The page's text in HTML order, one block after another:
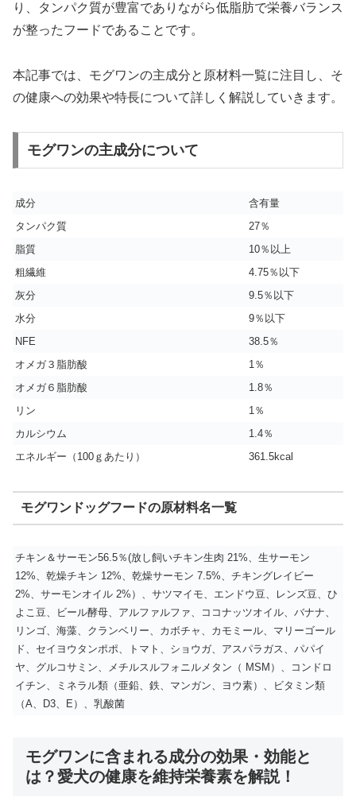
り、タンパク質が豊富でありながら低脂肪で栄養バランス
が整ったフードであることです。
本記事では、モグワンの主成分と原材料一覧に注目し、そ
の健康への効果や特長について詳しく解説していきます。
モグワンの主成分について
成分
含有量
タンパク質
27％
脂質
10％以上
粗繊維
4.75％以下
灰分
9.5％以下
水分
9％以下
NFE
38.5％
オメガ３脂肪酸
1％
オメガ６脂肪酸
1.8％
リン
1％
カルシウム
1.4％
エネルギー（100ｇあたり）
361.5kcal
モグワンドッグフードの原材料名一覧
チキン＆サーモン56.5％(放し飼いチキン生肉 21%、生サーモン
12%、乾燥チキン 12%、乾燥サーモン 7.5%、チキングレイビー
2%、サーモンオイル 2%）、サツマイモ、エンドウ豆、レンズ豆、ひ
よこ豆、ビール酵母、アルファルファ、ココナッツオイル、バナナ、
リンゴ、海藻、クランベリー、カボチャ、カモミール、マリーゴール
ド、セイヨウタンポポ、トマト、ショウガ、アスパラガス、パパイ
ヤ、グルコサミン、メチルスルフォニルメタン（ MSM）、コンドロ
イチン、ミネラル類（亜鉛、鉄、マンガン、ヨウ素）、ビタミン類
（A、D3、E）、乳酸菌
モグワンに含まれる成分の効果・効能と
は？愛犬の健康を維持栄養素を解説！